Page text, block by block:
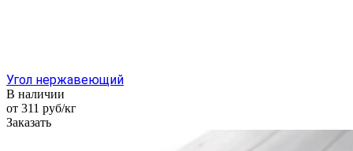
Угол нержавеющий
В наличии
от 311 руб/кг
Заказать